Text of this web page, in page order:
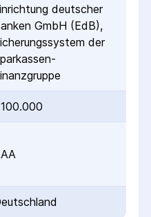
deutscher
GmbH (EdB),
der